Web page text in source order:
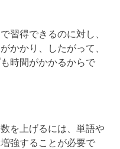
習得できるのに対し、
かかり、したがって、
時間がかかるからで
を上げるには、単語や
強することが必要で